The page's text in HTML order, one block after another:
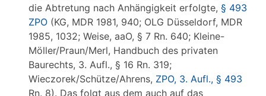
die Abtretung nach Anhängigkeit erfolgte, § 493
ZPO (KG, MDR 1981, 940; OLG Düsseldorf, MDR
1985, 1032; Weise, aaO, § 7 Rn. 640; Kleine-
Möller/Praun/Merl, Handbuch des privaten
Baurechts, 3. Aufl., § 16 Rn. 319;
Wieczorek/Schütze/Ahrens, ZPO, 3. Aufl., § 493
Rn. 8). Das folgt aus dem auch auf das